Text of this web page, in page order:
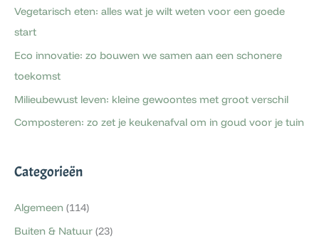
Vegetarisch eten: alles wat je wilt weten voor een goede
start
Eco innovatie: zo bouwen we samen aan een schonere
toekomst
Milieubewust leven: kleine gewoontes met groot verschil
Composteren: zo zet je keukenafval om in goud voor je tuin
Categorieën
Algemeen (114)
Buiten & Natuur (23)